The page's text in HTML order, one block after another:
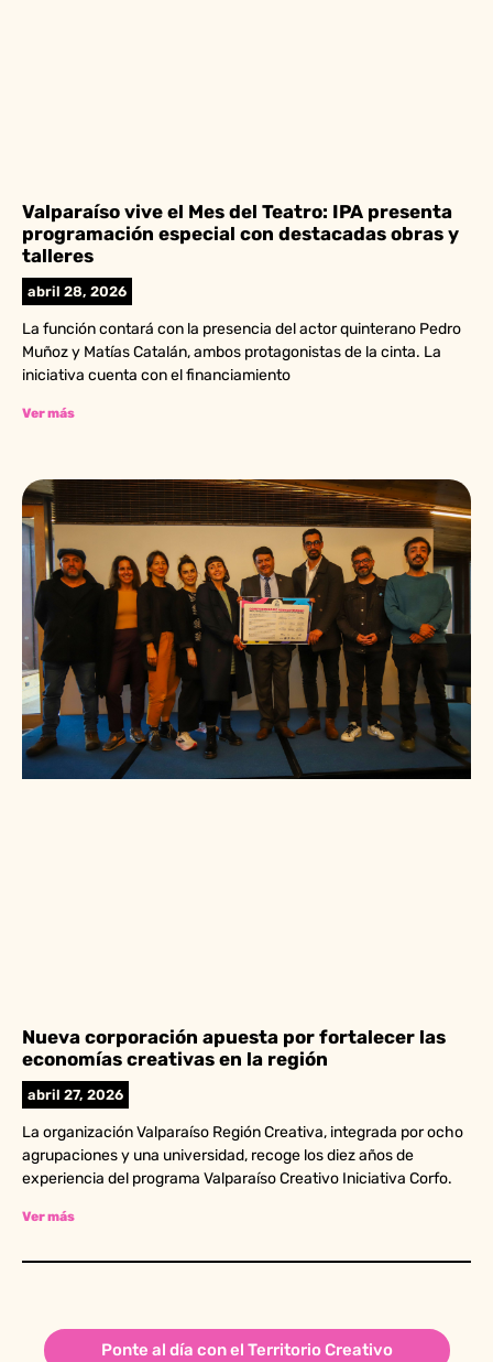
Valparaíso vive el Mes del Teatro: IPA presenta
programación especial con destacadas obras y
talleres
abril 28, 2026
La función contará con la presencia del actor quinterano Pedro
Muñoz y Matías Catalán, ambos protagonistas de la cinta. La
iniciativa cuenta con el financiamiento
Ver más
Nueva corporación apuesta por fortalecer las
economías creativas en la región
abril 27, 2026
La organización Valparaíso Región Creativa, integrada por ocho
agrupaciones y una universidad, recoge los diez años de
experiencia del programa Valparaíso Creativo Iniciativa Corfo.
Ver más
Ponte al día con el Territorio Creativo